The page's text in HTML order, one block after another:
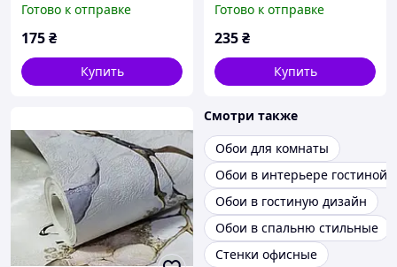
кабинета, коричневые
0,53*10м
Готово к отправке
175₴
Купить
золотым 0,53*10м
Готово к отправке
235₴
Купить
Смотри также
Обои для комнаты
Обои в интерьере гостиной
Обои в гостиную дизайн
Обои в спальню стильные
Стенки офисные